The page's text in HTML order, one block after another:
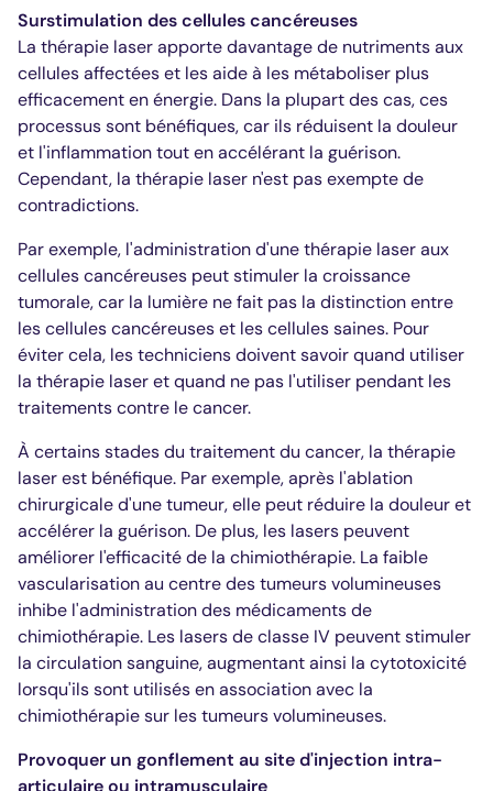
Surstimulation des cellules cancéreuses
La thérapie laser apporte davantage de nutriments aux
cellules affectées et les aide à les métaboliser plus
efficacement en énergie. Dans la plupart des cas, ces
processus sont bénéfiques, car ils réduisent la douleur
et l'inflammation tout en accélérant la guérison.
Cependant, la thérapie laser n'est pas exempte de
contradictions.
Par exemple, l'administration d'une thérapie laser aux
cellules cancéreuses peut stimuler la croissance
tumorale, car la lumière ne fait pas la distinction entre
les cellules cancéreuses et les cellules saines. Pour
éviter cela, les techniciens doivent savoir quand utiliser
la thérapie laser et quand ne pas l'utiliser pendant les
traitements contre le cancer.
À certains stades du traitement du cancer, la thérapie
laser est bénéfique. Par exemple, après l'ablation
chirurgicale d'une tumeur, elle peut réduire la douleur et
accélérer la guérison. De plus, les lasers peuvent
améliorer l'efficacité de la chimiothérapie. La faible
vascularisation au centre des tumeurs volumineuses
inhibe l'administration des médicaments de
chimiothérapie. Les lasers de classe IV peuvent stimuler
la circulation sanguine, augmentant ainsi la cytotoxicité
lorsqu'ils sont utilisés en association avec la
chimiothérapie sur les tumeurs volumineuses.
Provoquer un gonflement au site d'injection intra-
articulaire ou intramusculaire